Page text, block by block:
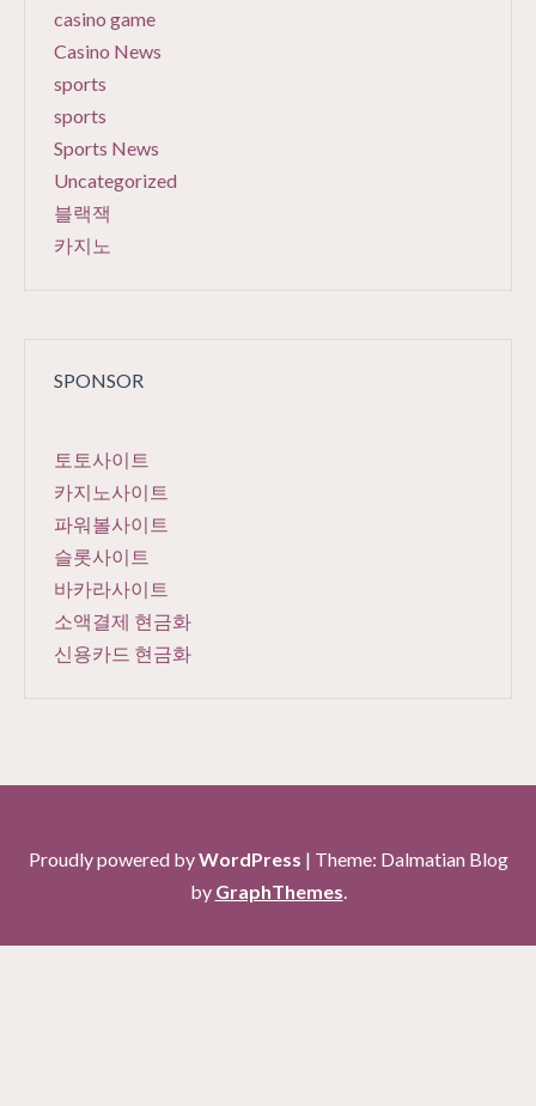
casino game
Casino News
sports
sports
Sports News
Uncategorized
블랙잭
카지노
SPONSOR
토토사이트
카지노사이트
파워볼사이트
슬롯사이트
바카라사이트
소액결제 현금화
신용카드 현금화
Proudly powered byWordPress | Theme: Dalmatian Blog
by GraphThemes.